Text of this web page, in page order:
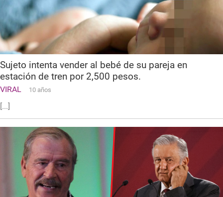
Sujeto intenta vender al bebé de su pareja en
estación de tren por 2,500 pesos.
VIRAL 10 años
[...]